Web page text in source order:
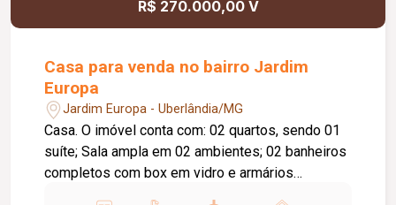
R$ 270.000,00 V
Casa para venda no bairro Jardim
Europa
Jardim Europa - Uberlândia/MG
Casa. O imóvel conta com: 02 quartos, sendo 01
suíte; Sala ampla em 02 ambientes; 02 banheiros
completos com box em vidro e armários